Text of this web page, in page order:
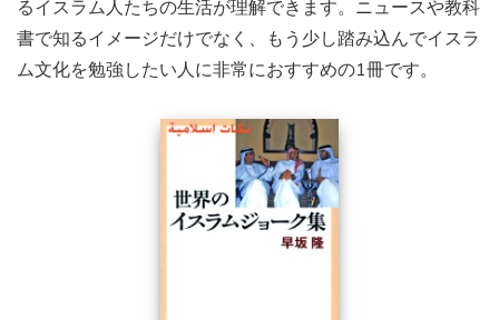
るイスラム人たちの生活が理解できます。ニュースや教科
書で知るイメージだけでなく、もう少し踏み込んでイスラ
ム文化を勉強したい人に非常におすすめの1冊です。